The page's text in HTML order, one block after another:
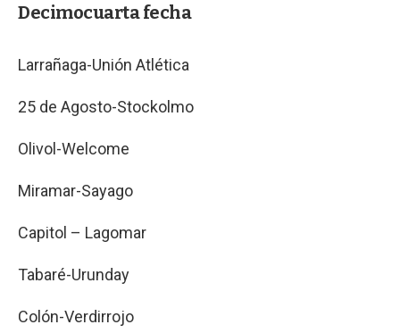
Decimocuarta fecha
Larrañaga-Unión Atlética
25 de Agosto-Stockolmo
Olivol-Welcome
Miramar-Sayago
Capitol – Lagomar
Tabaré-Urunday
Colón-Verdirrojo